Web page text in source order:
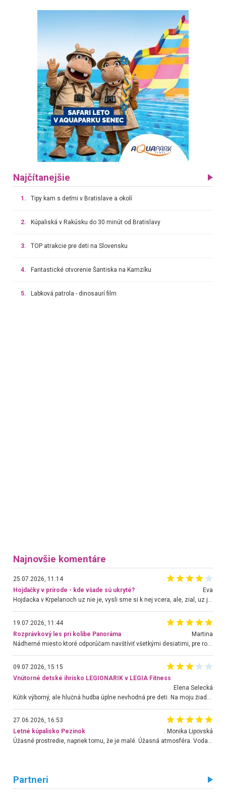
Najčítanejšie
1. Tipy kam s deťmi v Bratislave a okolí
2. Kúpaliská v Rakúsku do 30 minút od Bratislavy
3. TOP atrakcie pre deti na Slovensku
4. Fantastické otvorenie Šantiska na Kamzíku
5. Labková patrola - dinosaurí film
Najnovšie komentáre
25.07.2026, 11:14
Hojdačky v prírode - kde všade sú ukryté?
Eva
Hojdacka v Krpelanoch uz nie je, vysli sme si k nej vcera, ale, zial, uz je znicena. Ak sem planujete cestu len kvoli hojdacke, mozete si ju usetrit. Krasny vyhlad je tu vsak aj bez hojdacky :-)
19.07.2026, 11:44
Rozprávkový les pri kolibe Panoráma
Martina
Nádherné miesto ktoré odporúčam navštíviť všetkými desiatimi, pre rodiny s deťmi, dôchodcom... Proste a jednoducho ozaj rozprávkový les.. určite ešte prídeme. Odniesli sme si na pamiatku krásne tričká,
09.07.2026, 15:15
Vnútorné detské ihrisko LEGIONARIK v LEGIA Fitness
Elena Selecká
27.06.2026, 16:53
Letné kúpalisko Pezinok
. Monika Lipovská
Úžasné prostredie, napriek tomu, že je malé. Úžasná atmosféra. Voda fantastická a nádherná. Ľudí je pomerne veľa, ale su mili a ohľaduplní. Je veľmi zaujímavé sledovať, ako dokážu spolu športovať cudzí ľudia a bez ohľadu na vek. Vládne tu pohoda. Vnuka neviem dostať z vody. Ďakujem za krásny deň . Urcite sa sem vrátim. Jediný problém je s parkovaním, ale aj ten sa mi podarilo vyriešiť. Monika Bratislava
Partneri